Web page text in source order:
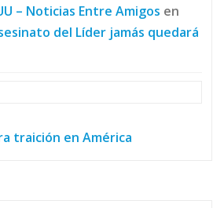
– Noticias Entre Amigos en
del Líder jamás quedará
traición en América